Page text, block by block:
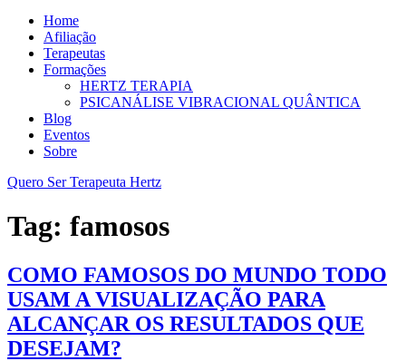
Home
Afiliação
Terapeutas
Formações
HERTZ TERAPIA
PSICANÁLISE VIBRACIONAL QUÂNTICA
Blog
Eventos
Sobre
Quero Ser Terapeuta Hertz
Tag: famosos
COMO FAMOSOS DO MUNDO TODO
USAM A VISUALIZAÇÃO PARA
ALCANÇAR OS RESULTADOS QUE
DESEJAM?